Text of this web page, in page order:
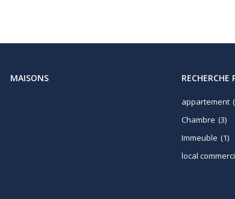
MAISONS RECHERCHE
appartement
Chambre (3)
Immeuble (1)
local